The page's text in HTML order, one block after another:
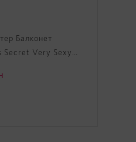
Балконет
Secret Very Sexy